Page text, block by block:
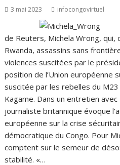
3 mai 2023 infocongovirtuel
de Reuters, Michela Wrong, qui,
Rwanda, assassins sans
violences suscitées par le
position de l’Union européenne
suscitée par les rebelles du
Kagame. Dans un entretien
journaliste britannique évoque
européenne sur la crise
démocratique du Congo. Pour
comptent sur le semeur de
stabilité. «…